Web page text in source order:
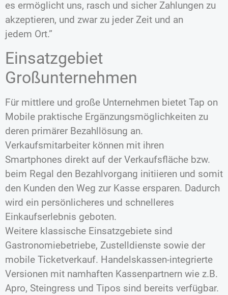
es ermöglicht uns, rasch und sicher Zahlungen zu
akzeptieren, und zwar zu jeder Zeit und an
jedem Ort.”
Einsatzgebiet
Großunternehmen
Für mittlere und große Unternehmen bietet Tap on
Mobile praktische Ergänzungsmöglichkeiten zu
deren primärer Bezahllösung an.
Verkaufsmitarbeiter können mit ihren
Smartphones direkt auf der Verkaufsfläche bzw.
beim Regal den Bezahlvorgang initiieren und somit
den Kunden den Weg zur Kasse ersparen. Dadurch
wird ein persönlicheres und schnelleres
Einkaufserlebnis geboten.
Weitere klassische Einsatzgebiete sind
Gastronomiebetriebe, Zustelldienste sowie der
mobile Ticketverkauf. Handelskassen-integrierte
Versionen mit namhaften Kassenpartnern wie z.B.
Apro, Steingress und Tipos sind bereits verfügbar.